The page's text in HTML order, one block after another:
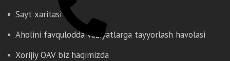
Sayt xaritasi
Aholini favqulodda vaziyatlarga tayyorlash havolasi
Xorijiy OAV biz haqimizda